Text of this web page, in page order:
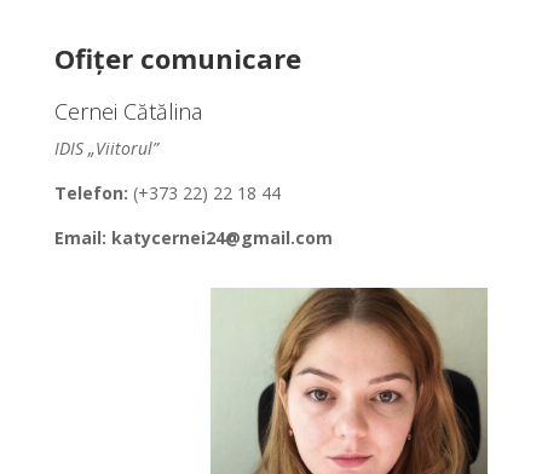
Ofițer comunicare
Cernei Cătălina
IDIS „Viitorul”
Telefon: (+373 22) 22 18 44
Email: katycernei24@gmail.com